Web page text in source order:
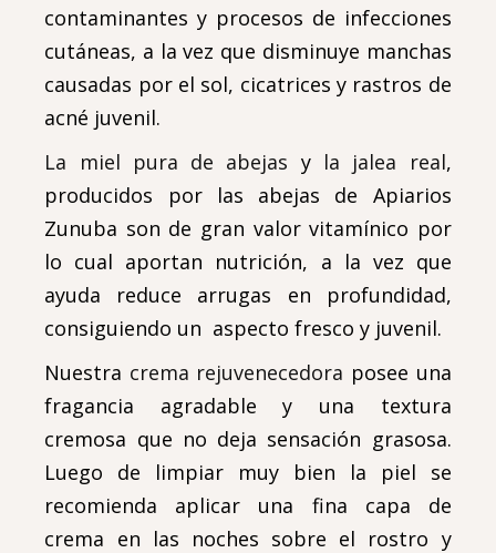
contaminantes y procesos de infecciones
cutáneas, a la vez que disminuye manchas
causadas por el sol, cicatrices y rastros de
acné juvenil.
La miel pura de abejas y la jalea real,
producidos por las abejas de Apiarios
Zunuba son de gran valor vitamínico por
lo cual aportan nutrición, a la vez que
ayuda reduce arrugas en profundidad,
consiguiendo un aspecto fresco y juvenil.
Nuestra crema rejuvenecedora posee una
fragancia agradable y una textura
cremosa que no deja sensación grasosa.
Luego de limpiar muy bien la piel se
recomienda aplicar una fina capa de
crema en las noches sobre el rostro y